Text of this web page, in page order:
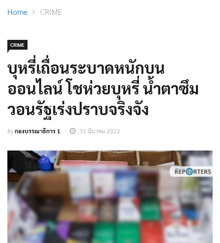
Home CRIME
CRIME
บุหรี่เถื่อนระบาดหนักบน
ออนไลน์ โชห่วยบุหรี่ น้ำตาซึม
วอนรัฐเร่งปราบจริงจัง
Byกองบรรณาธิการ 1 31 มีนาคม 2022